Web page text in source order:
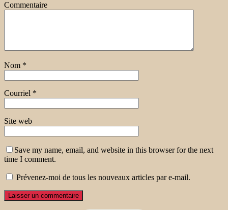
Commentaire
Nom *
Courriel *
Site web
Save my name, email, and website in this browser for the next
time I comment.
Prévenez-moi de tous les nouveaux articles par e-mail.